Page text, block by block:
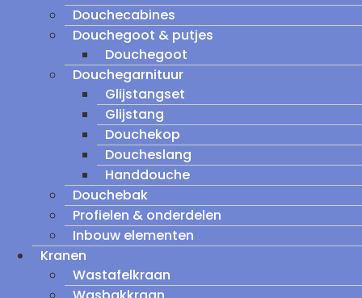
Douchecabines
Douchegoot & putjes
Douchegoot
Douchegarnituur
Glijstangset
Glijstang
Douchekop
Doucheslang
Handdouche
Douchebak
Profielen & onderdelen
Inbouw elementen
Kranen
Wastafelkraan